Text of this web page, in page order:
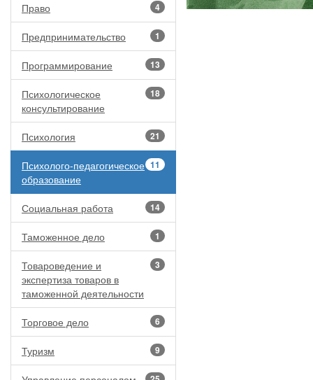
4
Право
1
Предпринимательство
13
Программирование
18
Психологическое
консультирование
21
Психология
11
Психолого-педагогическое
образование
14
Социальная работа
1
Таможенное дело
3
Товароведение и
экспертиза товаров в
таможенной деятельности
6
Торговое дело
9
Туризм